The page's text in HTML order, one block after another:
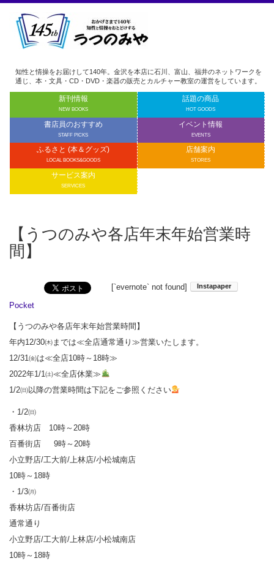
知性と情操をお届けして140年。金沢を本店に石川、富山、福井のネットワークを
通じ、本・文具・CD・DVD・楽器の販売とカルチャー教室の運営をしています。
新刊情報
NEW BOOKS
話題の商品
HOT GOODS
書店員のおすすめ
STAFF PICKS
イベント情報
EVENTS
ふるさと (本＆グッズ)
LOCAL BOOKS&GOODS
店舗案内
STORES
サービス案内
SERVICES
【うつのみや各店年末年始営業時
間】
[`evernote` not found]
Pocket
【うつのみや各店年末年始営業時間】
年内12/30㈭までは≪全店通常通り≫営業いたします。
12/31㈮は≪全店10時～18時≫
2022年1/1㈯≪全店休業≫
1/2㈰以降の営業時間は下記をご参照ください
・1/2㈰
香林坊店 10時～20時
百番街店 9時～20時
小立野店/工大前/上林店/小松城南店
10時～18時
・1/3㈪
香林坊店/百番街店
通常通り
小立野店/工大前/上林店/小松城南店
10時～18時